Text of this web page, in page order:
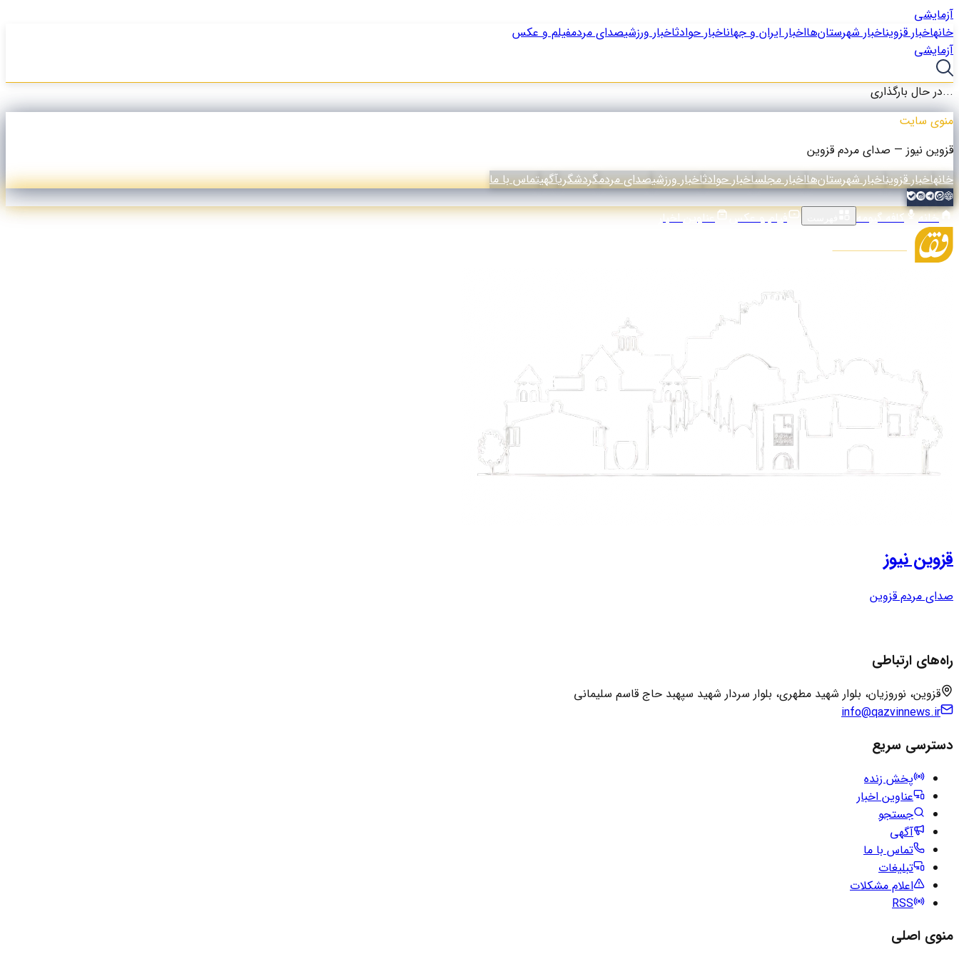
آزمایشی
خانهاخبار قزویناخبار شهرستان‌هااخبار ایران و جهاناخبار حوادثاخبار ورزشیصدای مردمفیلم و عکس
آزمایشی
در حال بارگذاری...
منوی سایت
قزوین نیوز — صدای مردم قزوین
خانهاخبار قزویناخبار شهرستان‌هااخبار مجلساخبار حوادثاخبار ورزشیصدای مردمگردشگریآگهیتماس با ما
خانه کافه گیومه فیلم و عکس عناوین اخبار
قزوین نیوز
صدای مردم قزوین
راه‌های ارتباطی
قزوین، نوروزیان، بلوار شهید مطهری، بلوار سردار شهید سپهبد حاج قاسم سلیمانی
info@qazvinnews.ir
دسترسی سریع
پخش زنده
عناوین اخبار
جستجو
آگهی
تماس با ما
تبلیغات
اعلام مشکلات
RSS
منوی اصلی